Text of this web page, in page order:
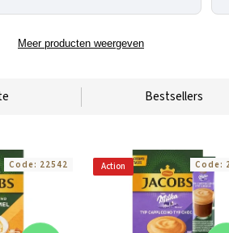
Meer producten weergeven
Bestsellers
Code: 22542 Action Code: